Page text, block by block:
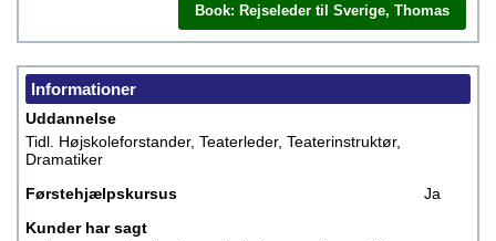
Book: Rejseleder til Sverige, Thomas
Informationer
Uddannelse
Tidl. Højskoleforstander, Teaterleder, Teaterinstruktør,
Dramatiker
Førstehjælpskursus
Ja
Kunder har sagt